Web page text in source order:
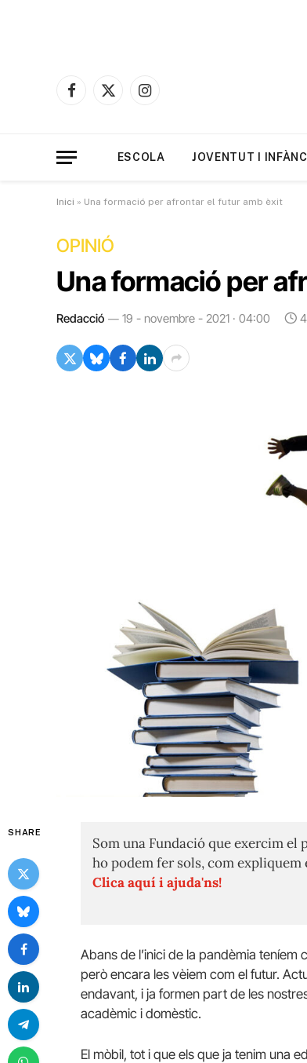
Facebook
X
Instagram
ESCOLA JOVENTUT I
Inici » Una formació per afrontar el futur amb èxit
OPINIÓ
Una formació per
Redacció 19 - novembre - 2021 · 04:00
SHARE
Som una Fundació que exercim el
ho podem fer sols, com expliquem
Clica aquí i ajuda'ns!
Abans de l’inici de la pandèmia
però encara les vèiem com el futur.
endavant, i ja formen part de les
acadèmic i domèstic.
El mòbil, tot i que els que ja tenim una